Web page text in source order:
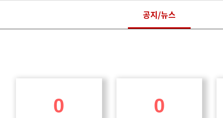
공지/뉴스
0 0